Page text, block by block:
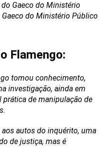
Gaeco do Ministério
do Ministério Público
Flamengo:
tomou conhecimento,
investigação, ainda em
prática de manipulação de
aos autos do inquérito, uma
de justiça, mas é